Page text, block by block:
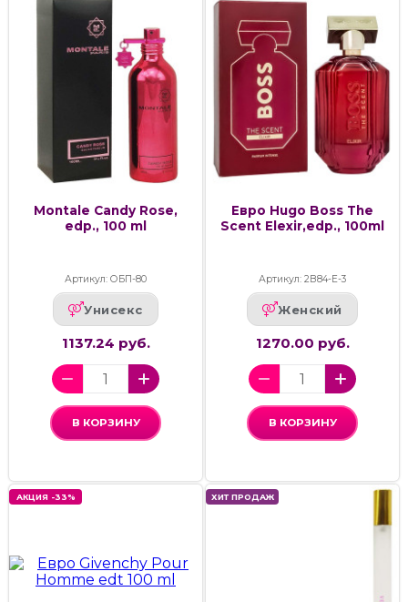
Montale Candy Rose,
edp., 100 ml
Артикул: ОБП-80
Унисекс
1137.24 руб.
В КОРЗИНУ
Евро Hugo Boss The
Scent Elexir,edp., 100ml
Артикул: 2В84-Е-3
Женский
1270.00 руб.
В КОРЗИНУ
АКЦИЯ -33% ХИТ ПРОДАЖ